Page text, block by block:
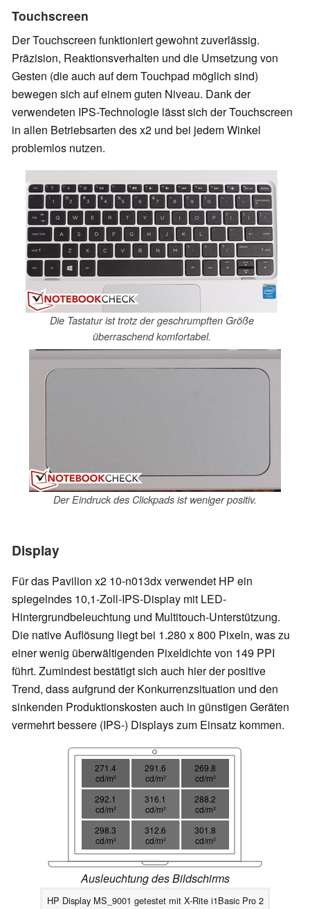
Touchscreen
Der Touchscreen funktioniert gewohnt zuverlässig.
Präzision, Reaktionsverhalten und die Umsetzung von
Gesten (die auch auf dem Touchpad möglich sind)
bewegen sich auf einem guten Niveau. Dank der
verwendeten IPS-Technologie lässt sich der Touchscreen
in allen Betriebsarten des x2 und bei jedem Winkel
problemlos nutzen.
Die Tastatur ist trotz der geschrumpften Größe
überraschend komfortabel.
Der Eindruck des Clickpads ist weniger positiv.
Display
Für das Pavilion x2 10-n013dx verwendet HP ein
spiegelndes 10,1-Zoll-IPS-Display mit LED-
Hintergrundbeleuchtung und Multitouch-Unterstützung.
Die native Auflösung liegt bei 1.280 x 800 Pixeln, was zu
einer wenig überwältigenden Pixeldichte von 149 PPI
führt. Zumindest bestätigt sich auch hier der positive
Trend, dass aufgrund der Konkurrenzsituation und den
sinkenden Produktionskosten auch in günstigen Geräten
vermehrt bessere (IPS-) Displays zum Einsatz kommen.
271.4
cd/m²
291.6
cd/m²
269.8
cd/m²
292.1
cd/m²
316.1
cd/m²
288.2
cd/m²
298.3
cd/m²
312.6
cd/m²
301.8
cd/m²
Ausleuchtung des Bildschirms
HP Display MS_9001 getestet mit X-Rite i1Basic Pro 2